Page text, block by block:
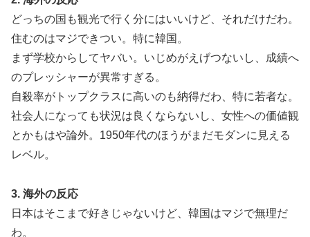
どっちの国も観光で行く分にはいいけど、それだけだわ。
住むのはマジできつい。特に韓国。
まず学校からしてヤバい。いじめがえげつないし、成績へ
のプレッシャーが異常すぎる。
自殺率がトップクラスに高いのも納得だわ、特に若者な。
社会人になっても状況は良くならないし、女性への価値観
とかもはや論外。1950年代のほうがまだモダンに見える
レベル。
3. 海外の反応
日本はそこまで好きじゃないけど、韓国はマジで無理だ
わ。